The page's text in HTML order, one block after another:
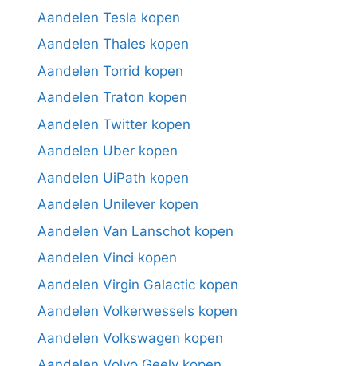
Aandelen Tesla kopen
Aandelen Thales kopen
Aandelen Torrid kopen
Aandelen Traton kopen
Aandelen Twitter kopen
Aandelen Uber kopen
Aandelen UiPath kopen
Aandelen Unilever kopen
Aandelen Van Lanschot kopen
Aandelen Vinci kopen
Aandelen Virgin Galactic kopen
Aandelen Volkerwessels kopen
Aandelen Volkswagen kopen